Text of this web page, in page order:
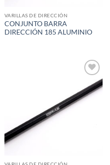
VARILLAS DE DIRECCIÓN
CONJUNTO BARRA
DIRECCIÓN 185 ALUMINIO
Add to
wishlist
VARILLAS DE DIRECCIÓN